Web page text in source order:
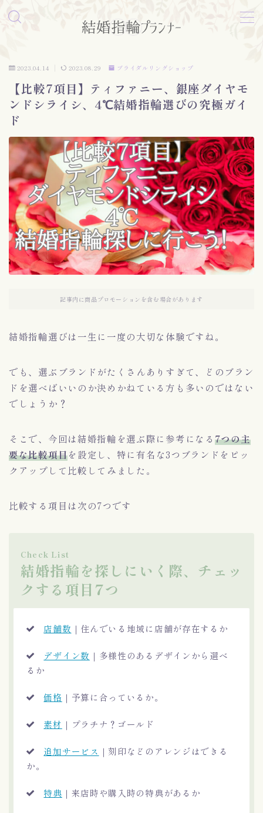
形状編
表面加工編
素材編
お問い合わせ
プライバシーポリシー
2023.04.14 2023.08.29 ブライダルリングショップ
【比較7項目】ティファニー、銀座ダイヤモ
ンドシライシ、4℃結婚指輪選びの究極ガイ
ド
記事内に商品プロモーションを含む場合があります
結婚指輪選びは一生に一度の大切な体験ですね。
でも、選ぶブランドがたくさんありすぎて、どのブラン
ドを選べばいいのか決めかねている方も多いのではない
でしょうか？
そこで、今回は結婚指輪を選ぶ際に参考になる 7つの主
要な比較項目を設定し、特に有名な3つブランドをピッ
クアップして比較してみました。
比較する項目は次の7つです
Check List
結婚指輪を探しにいく際、チェッ
クする項目7つ
店舗数 ｜住んでいる地域に店舗が存在するか
デザイン数 ｜多様性のあるデザインから選べ
るか
価格 ｜予算に合っているか。
素材 ｜プラチナ？ゴールド
追加サービス ｜刻印などのアレンジはできる
か。
特典 ｜来店時や購入時の特典があるか